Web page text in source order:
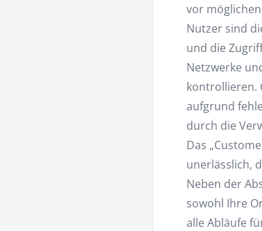
vor
Nutzer sind
und die
Netzwerke
kontrollieren.
aufgrund
durch die
Das
unerlässlich,
Neben der
sowohl Ihre
alle Abläufe